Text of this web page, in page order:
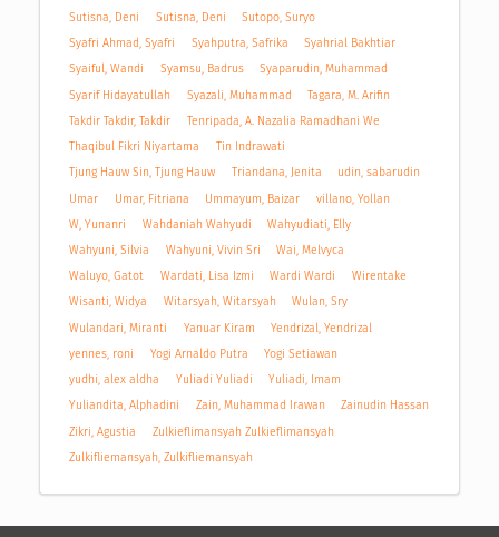
Sutisna, Deni
Sutisna, Deni
Sutopo, Suryo
Syafri Ahmad, Syafri
Syahputra, Safrika
Syahrial Bakhtiar
Syaiful, Wandi
Syamsu, Badrus
Syaparudin, Muhammad
Syarif Hidayatullah
Syazali, Muhammad
Tagara, M. Arifin
Takdir Takdir, Takdir
Tenripada, A. Nazalia Ramadhani We
Thaqibul Fikri Niyartama
Tin Indrawati
Tjung Hauw Sin, Tjung Hauw
Triandana, Jenita
udin, sabarudin
Umar
Umar, Fitriana Ummayum, Baizar
villano, Yollan
W, Yunanri
Wahdaniah Wahyudi
Wahyudiati, Elly
Wahyuni, Silvia
Wahyuni, Vivin Sri
Wai, Melvyca
Waluyo, Gatot
Wardati, Lisa Izmi Wardi Wardi
Wirentake
Wisanti, Widya
Witarsyah, Witarsyah
Wulan, Sry
Wulandari, Miranti
Yanuar Kiram
Yendrizal, Yendrizal
yennes, roni
Yogi Arnaldo Putra
Yogi Setiawan
yudhi, alex aldha
Yuliadi Yuliadi
Yuliadi, Imam
Yuliandita, Alphadini
Zain, Muhammad Irawan
Zainudin Hassan
Zikri, Agustia
Zulkieflimansyah Zulkieflimansyah
Zulkifliemansyah, Zulkifliemansyah